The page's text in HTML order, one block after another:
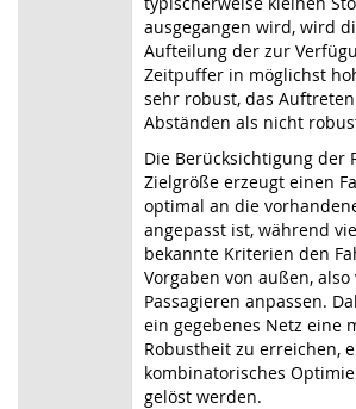
ausgegangen wird, wird
Aufteilung der zur
Zeitpuffer in möglichst
sehr robust, das
Abständen als nicht
Die Berücksichtigung der
Zielgröße erzeugt einen
optimal an die
angepasst ist, während
bekannte Kriterien den
Vorgaben von außen,
Passagieren anpassen.
ein gegebenes Netz eine
Robustheit zu erreichen,
kombinatorisches
gelöst werden.